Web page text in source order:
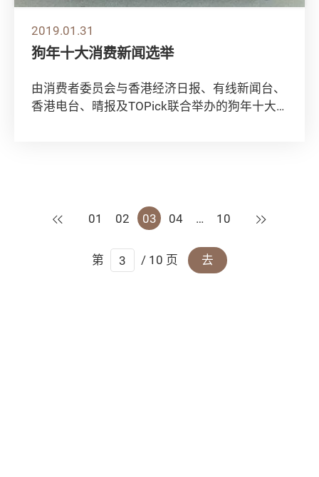
2019.01.31
狗年十大消费新闻选举
由消费者委员会与香港经济日报、有线新闻台、
香港电台、晴报及TOPick联合举办的狗年十大
上一页
01 02 03 04 … 10 下一页
第 / 10 页 去